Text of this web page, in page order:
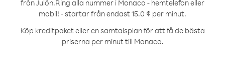
från Julön.Ring alla nummer i Monaco - hemtelefon eller
mobil! - startar från endast 15.0 ¢ per minut.
Köp kreditpaket eller en samtalsplan för att få de bästa
priserna per minut till Monaco.